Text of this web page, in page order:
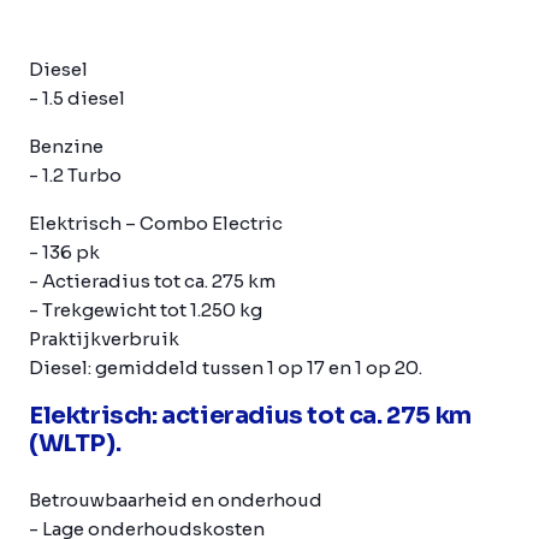
Diesel
- 1.5 diesel
Benzine
- 1.2 Turbo
Elektrisch – Combo Electric
- 136 pk
- Actieradius tot ca. 275 km
- Trekgewicht tot 1.250 kg
Praktijkverbruik
Diesel: gemiddeld tussen 1 op 17 en 1 op 20.
Elektrisch: actieradius tot ca. 275 km
(WLTP).
Betrouwbaarheid en onderhoud
- Lage onderhoudskosten